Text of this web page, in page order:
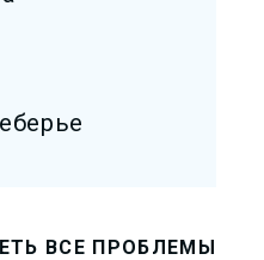
ВСЕ ПРОБЛЕМЫ